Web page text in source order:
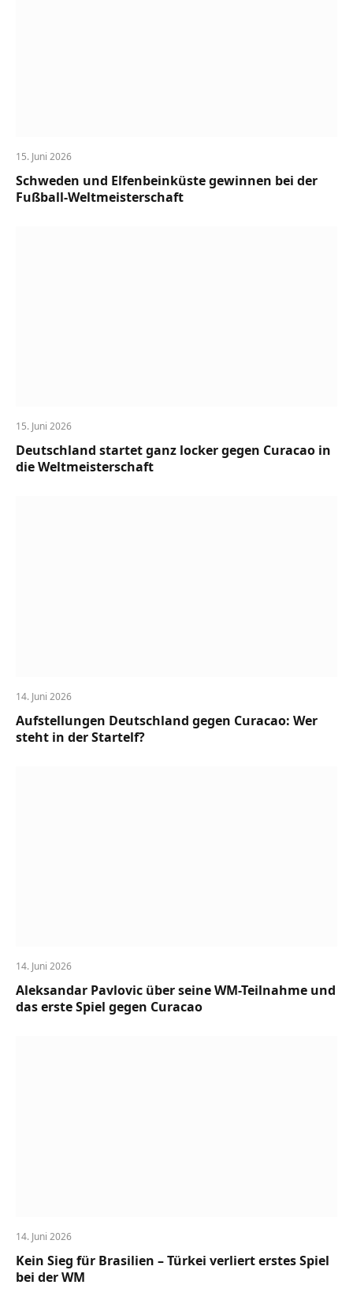
15. Juni 2026
Schweden und Elfenbeinküste gewinnen bei der
Fußball-Weltmeisterschaft
15. Juni 2026
Deutschland startet ganz locker gegen Curacao in
die Weltmeisterschaft
14. Juni 2026
Aufstellungen Deutschland gegen Curacao: Wer
steht in der Startelf?
14. Juni 2026
Aleksandar Pavlovic über seine WM-Teilnahme und
das erste Spiel gegen Curacao
14. Juni 2026
Kein Sieg für Brasilien – Türkei verliert erstes Spiel
bei der WM